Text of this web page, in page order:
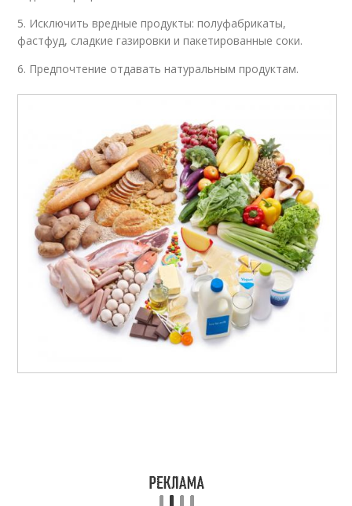
5. Исключить вредные продукты: полуфабрикаты,
фастфуд, сладкие газировки и пакетированные соки.
6. Предпочтение отдавать натуральным продуктам.